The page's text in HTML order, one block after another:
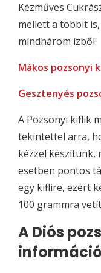
Kézműves
mellett a többit
mindhárom ízből:
Mákos pozsonyi
Gesztenyés
A Pozsonyi kiflik
tekintettel arra,
kézzel készítünk,
esetben pontos
egy kiflire, ezért
100 grammra
A Diós